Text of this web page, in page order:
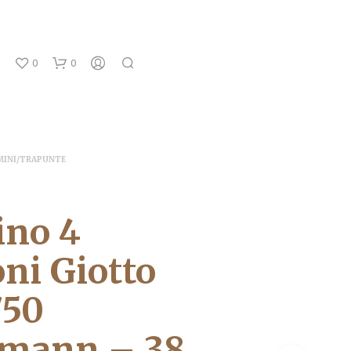
0 0
E
S
P
TRAPUNTE
4
Giotto